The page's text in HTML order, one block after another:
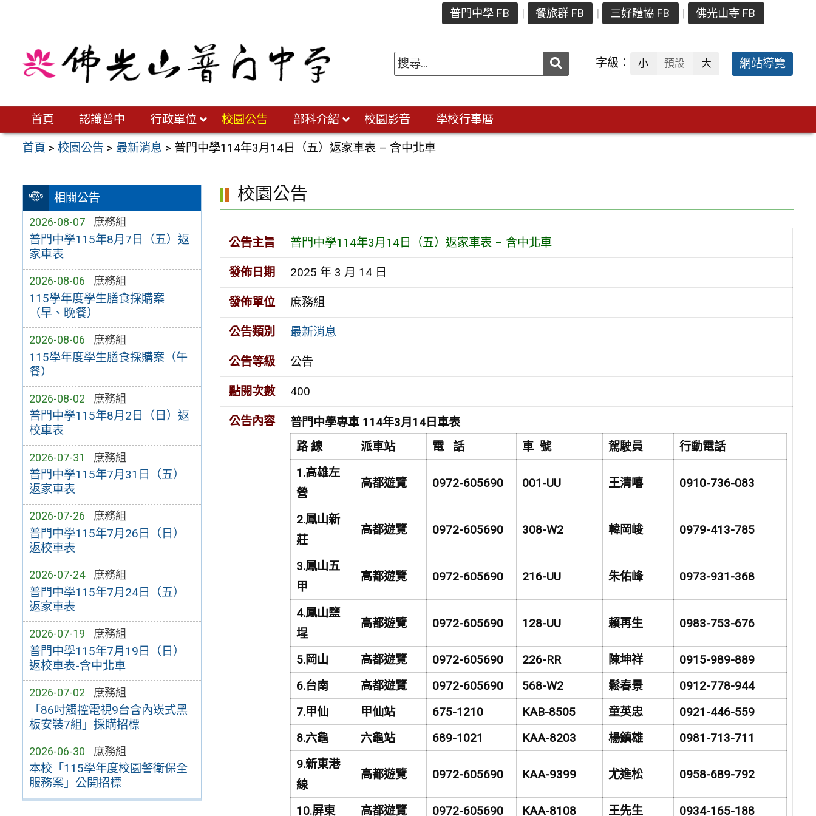
普門中學 FB 餐旅群 FB 三好體協 FB 佛光山寺 FB
送出 字級： 小 預設 大 網站導覽
首頁 認識普中 行政單位 校園公告 部科介紹 校園影音 學校行事曆
首頁 >校園公告 > 最新消息 > 普門中學114年3月14日（五）返家車表 – 含中北車
相關公告
2026-08-07 庶務組
普門中學115年8月7日（五）返
家車表
2026-08-06 庶務組
115學年度學生膳食採購案
（早、晚餐）
2026-08-06 庶務組
115學年度學生膳食採購案（午
餐）
2026-08-02 庶務組
普門中學115年8月2日（日）返
校車表
2026-07-31 庶務組
普門中學115年7月31日（五）
返家車表
2026-07-26 庶務組
普門中學115年7月26日（日）
返校車表
2026-07-24 庶務組
普門中學115年7月24日（五）
返家車表
2026-07-19 庶務組
普門中學115年7月19日（日）
返校車表-含中北車
2026-07-02 庶務組
「86吋觸控電視9台含內崁式黑
板安裝7組」採購招標
2026-06-30 庶務組
本校「115學年度校園警衛保全
服務案」公開招標
校園公告
公告主旨 普門中學114年3月14日（五）返家車表 – 含中北車
發佈日期 2025 年 3 月 14 日
發佈單位 庶務組
公告類別 最新消息
公告等級 公告
點閱次數 400
公告內容
普門中學專車 114年3月14日車表
路 線
派車站 電 話 車 號 駕駛員
行動電話
1.高雄左
營
高都遊覽 0972-605690 001-UU 王清嘻 0910-736-083
2.鳳山新
莊
高都遊覽 0972-605690 308-W2 韓岡峻 0979-413-785
3.鳳山五
甲
高都遊覽 0972-605690 216-UU 朱佑峰 0973-931-368
4.鳳山鹽
埕
高都遊覽 0972-605690 128-UU 賴再生 0983-753-676
5.岡山 高都遊覽 0972-605690 226-RR 陳坤祥
0915-989-889
6.台南 高都遊覽 0972-605690 568-W2 鬆春景
0912-778-944
7.甲仙 甲仙站 675-1210 KAB-8505 童英忠
0921-446-559
8.六龜 六龜站 689-1021 KAA-8203 楊鎮雄
0981-713-711
9.新東港
線
高都遊覽 0972-605690 KAA-9399 尤進松 0958-689-792
10.屏東 高都遊覽 0972-605690 KAA-8108 王先生 0934-165-188